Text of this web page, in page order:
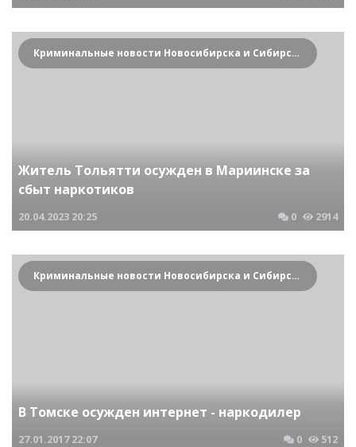
Криминальные новости Новосибирска и Сибирского региона
Житель Тольятти осужден в Мариинске за
сбыт наркотиков
20.04.2023 20:25 0 2914
Криминальные новости Новосибирска и Сибирского региона
В Томске осужден интернет - наркодилер
27.01.2017 22:07 0 512